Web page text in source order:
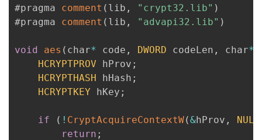
#pragma comment ( lib , "crypt32.lib" )
#pragma comment ( lib , "advapi32.lib" )
void aes ( char* code , DWORD codeLen , char*
HCRYPTPROV hProv ;
HCRYPTHASH hHash ;
HCRYPTKEY hKey ;
if ( ! CryptAcquireContextW(&hProv , NULL
return ;